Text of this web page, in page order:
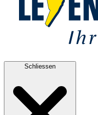
Schliessen